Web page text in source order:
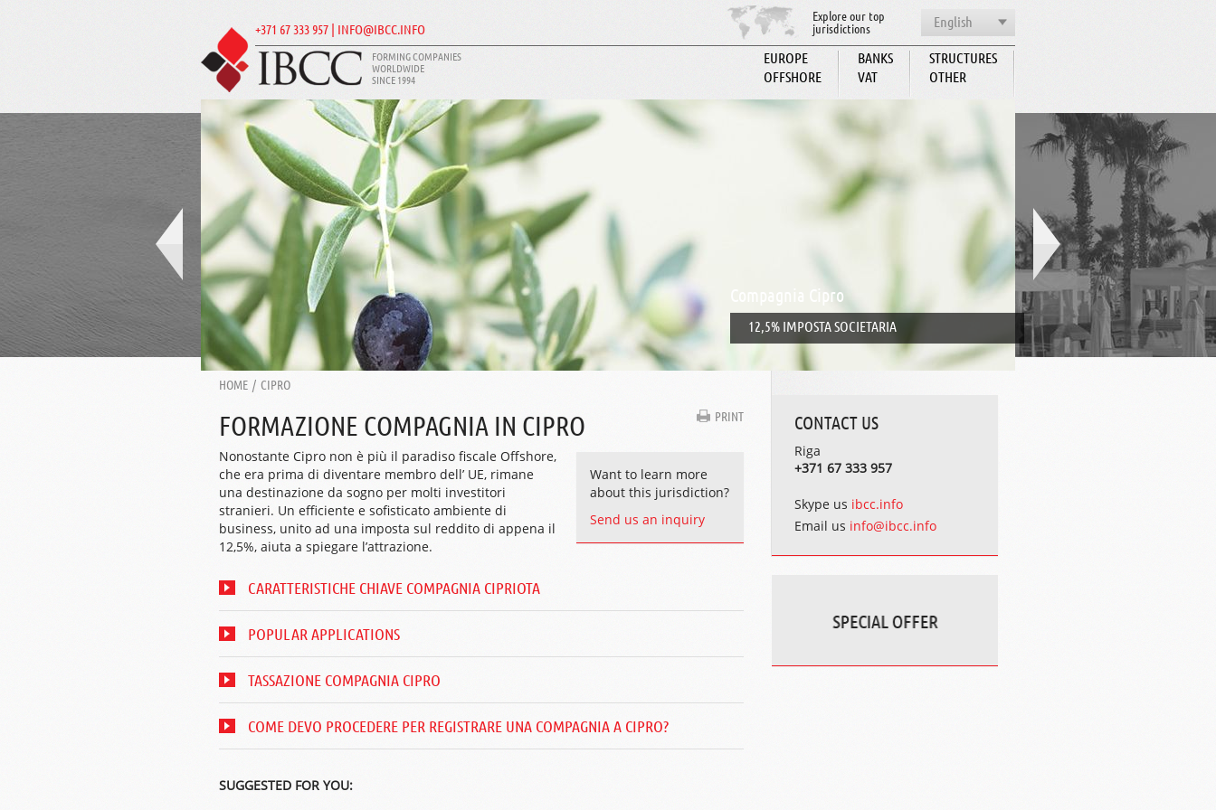
+371 67 333 957 | INFO@IBCC.INFO English
Explore our top
jurisdictions
FORMING COMPANIES
WORLDWIDE
SINCE 1994
EUROPE
OFFSHORE
BANKS
VAT
STRUCTURES
OTHER
ABOUT IBCC
Compagnia Cipro
12,5% IMPOSTA SOCIETARIA
HOME / CIPRO
PRINT
FORMAZIONE COMPAGNIA IN CIPRO
Want to learn more
about this jurisdiction?
Send us an inquiry
Nonostante Cipro non è più il paradiso fiscale Offshore,
che era prima di diventare membro dell’ UE, rimane
una destinazione da sogno per molti investitori
stranieri. Un efficiente e sofisticato ambiente di
business, unito ad una imposta sul reddito di appena il
12,5%, aiuta a spiegare l’attrazione.
CARATTERISTICHE CHIAVE COMPAGNIA CIPRIOTA
POPULAR APPLICATIONS
TASSAZIONE COMPAGNIA CIPRO
COME DEVO PROCEDERE PER REGISTRARE UNA COMPAGNIA A CIPRO?
SUGGESTED FOR YOU:
CONTACT US
Riga
+371 67 333 957
Skype us ibcc.info
Email us info@ibcc.info